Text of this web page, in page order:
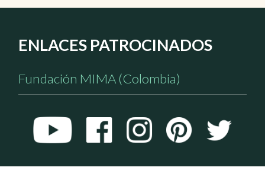
ENLACES PATROCINADOS
Fundación MIMA (Colombia)